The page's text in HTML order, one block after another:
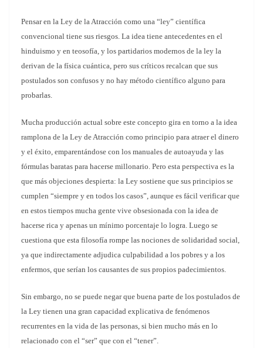
Pensar en la Ley de la Atracción como una “ley” científica
convencional tiene sus riesgos. La idea tiene antecedentes en el
hinduismo y en teosofía, y los partidarios modernos de la ley la
derivan de la física cuántica, pero sus críticos recalcan que sus
postulados son confusos y no hay método científico alguno para
probarlas.
Mucha producción actual sobre este concepto gira en torno a la idea
ramplona de la Ley de Atracción como principio para atraer el dinero
y el éxito, emparentándose con los manuales de autoayuda y las
fórmulas baratas para hacerse millonario. Pero esta perspectiva es la
que más objeciones despierta: la Ley sostiene que sus principios se
cumplen “siempre y en todos los casos”, aunque es fácil verificar que
en estos tiempos mucha gente vive obsesionada con la idea de
hacerse rica y apenas un mínimo porcentaje lo logra. Luego se
cuestiona que esta filosofía rompe las nociones de solidaridad social,
ya que indirectamente adjudica culpabilidad a los pobres y a los
enfermos, que serían los causantes de sus propios padecimientos.
Sin embargo, no se puede negar que buena parte de los postulados de
la Ley tienen una gran capacidad explicativa de fenómenos
recurrentes en la vida de las personas, si bien mucho más en lo
relacionado con el “ser” que con el “tener”.